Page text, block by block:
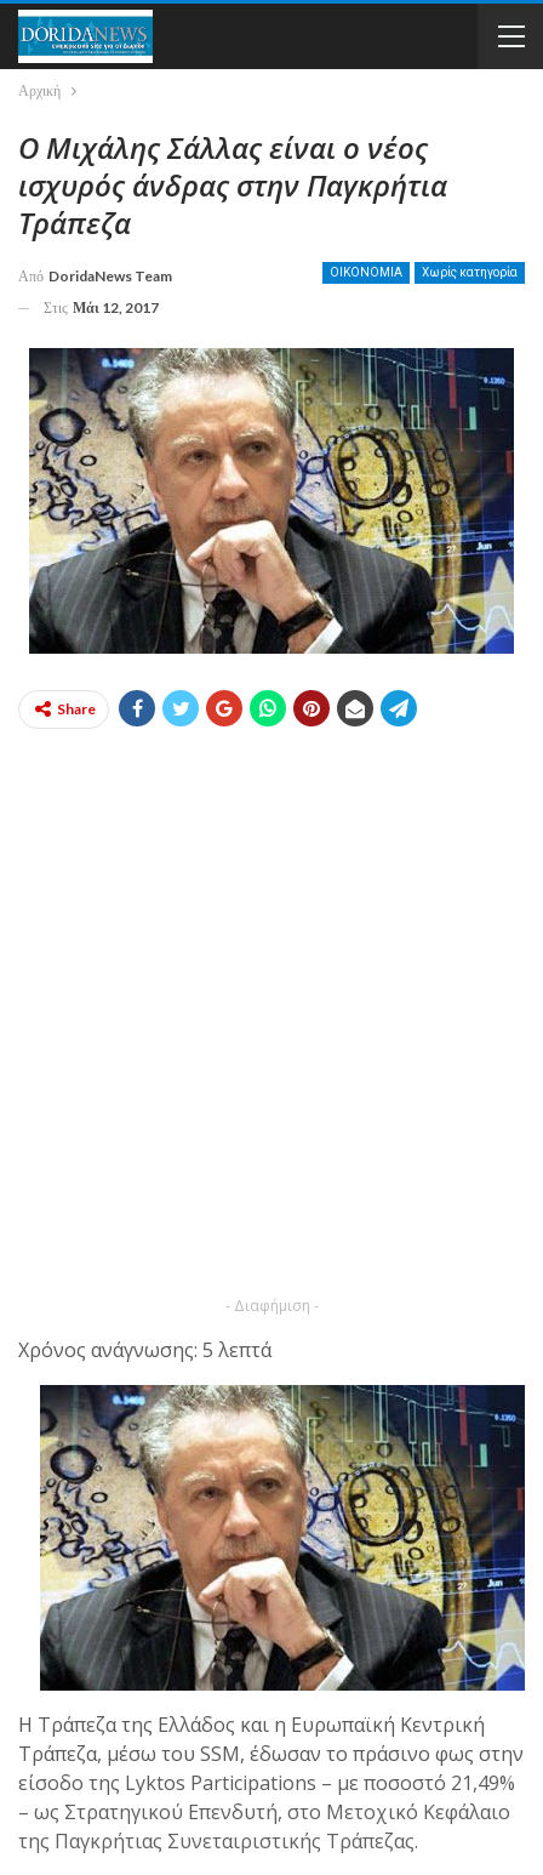
Αρχική
Ο Μιχάλης Σάλλας είναι ο νέος
ισχυρός άνδρας στην Παγκρήτια
Τράπεζα
ΟΙΚΟΝΟΜΙΑ Χωρίς κατηγορία
Από DoridaNews Team
Στις Μάι 12, 2017
Share
- Διαφήμιση -
Χρόνος ανάγνωσης: 5 λεπτά
H Τράπεζα της Ελλάδος και η Ευρωπαϊκή Κεντρική
Τράπεζα, μέσω του SSM, έδωσαν το πράσινο φως στην
είσοδο της Lyktos Participations – με ποσοστό 21,49%
– ως Στρατηγικού Επενδυτή, στο Μετοχικό Κεφάλαιο
της Παγκρήτιας Συνεταιριστικής Τράπεζας.